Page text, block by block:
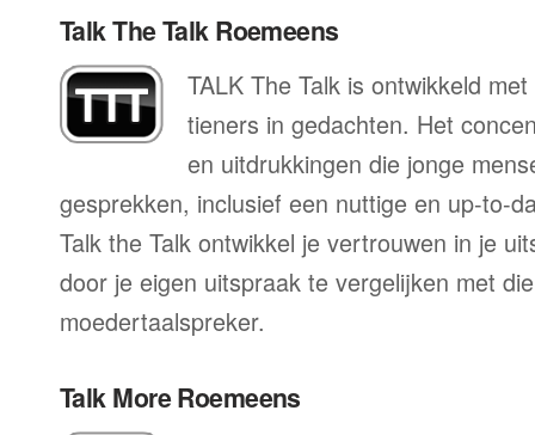
Talk The Talk Roemeens
TALK The Talk is ontwikkeld
tieners in gedachten. Het
en uitdrukkingen die jonge
gesprekken, inclusief een nuttige en up-to-
Talk the Talk ontwikkel je vertrouwen in je
door je eigen uitspraak te vergelijken met
moedertaalspreker.
Talk More Roemeens